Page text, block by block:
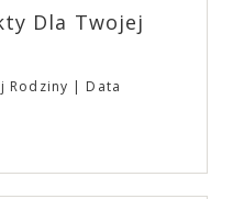
Dla Twojej
Rodziny
Data